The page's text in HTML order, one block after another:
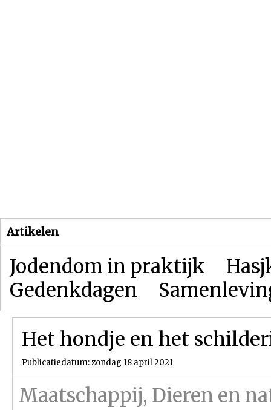
Artikelen
Jodendom in praktijk
Gedenkdagen
Het hondje en het
Publicatiedatum: zondag 18 april 2021
Maatschappij, Dieren en